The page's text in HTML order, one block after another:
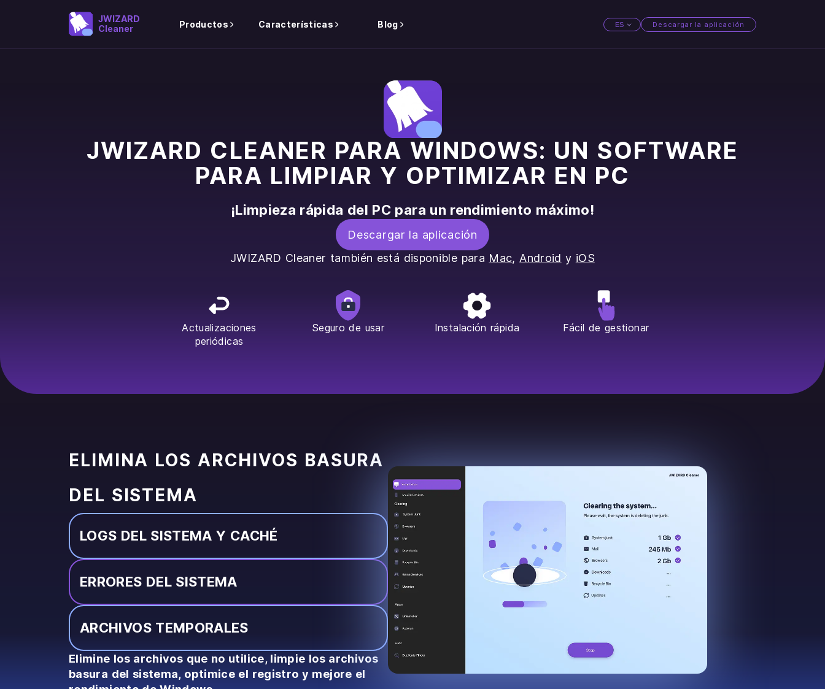
JWIZARD
Cleaner
Productos Características Blog ES Descargar la aplicación
JWIZARD CLEANER PARA WINDOWS: UN SOFTWARE
PARA LIMPIAR Y OPTIMIZAR EN PC
¡Limpieza rápida del PC para un rendimiento máximo!
Descargar la aplicación
JWIZARD Cleaner también está disponible para Mac, Android y iOS
Actualizaciones
periódicas
Seguro de usar Instalación rápida Fácil de gestionar
ELIMINA LOS ARCHIVOS BASURA
DEL SISTEMA
LOGS DEL SISTEMA Y CACHÉ
ERRORES DEL SISTEMA
ARCHIVOS TEMPORALES
Elimine los archivos que no utilice, limpie los archivos
basura del sistema, optimice el registro y mejore el